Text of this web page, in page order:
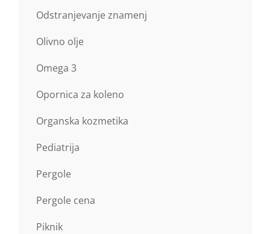
Odstranjevanje znamenj
Olivno olje
Omega 3
Opornica za koleno
Organska kozmetika
Pediatrija
Pergole
Pergole cena
Piknik